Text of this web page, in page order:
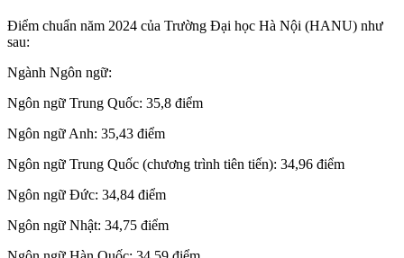
Điểm chuẩn năm 2024 của Trường Đại học Hà Nội (HANU) như
sau:
Ngành Ngôn ngữ:
Ngôn ngữ Trung Quốc: 35,8 điểm
Ngôn ngữ Anh: 35,43 điểm
Ngôn ngữ Trung Quốc (chương trình tiên tiến): 34,96 điểm
Ngôn ngữ Đức: 34,84 điểm
Ngôn ngữ Nhật: 34,75 điểm